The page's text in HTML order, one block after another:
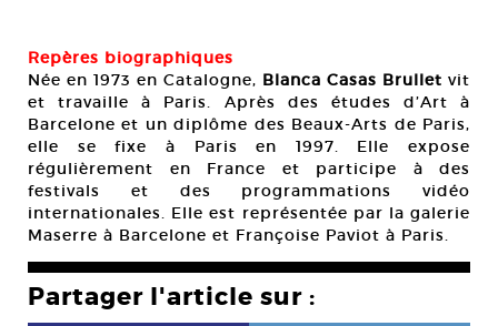
Repères biographiques
Née en 1973 en Catalogne, Blanca Casas Brullet vit
et travaille à Paris. Après des études d’Art à
Barcelone et un diplôme des Beaux-Arts de Paris,
elle se fixe à Paris en 1997. Elle expose
régulièrement en France et participe à des
festivals et des programmations vidéo
internationales. Elle est représentée par la galerie
Maserre à Barcelone et Françoise Paviot à Paris.
Partager l'article sur :